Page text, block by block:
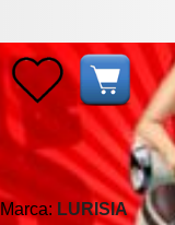
Marca: LURISIA